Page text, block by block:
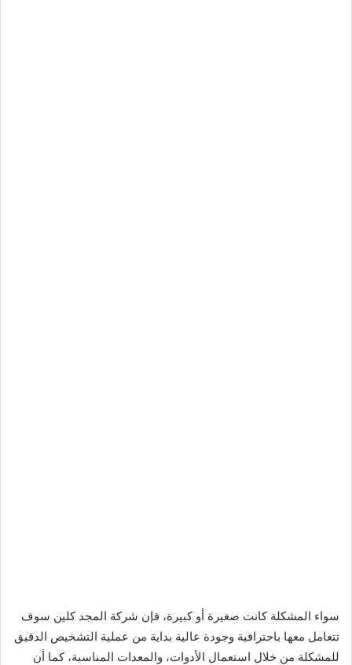
سواء المشكلة كانت صغيرة أو كبيرة، فإن شركة المجد كلين سوف
تتعامل معها باحترافية وجودة عالية بداية من عملية التشخيص الدقيق
للمشكلة من خلال استعمال الأدوات، والمعدات المناسبة، كما أن